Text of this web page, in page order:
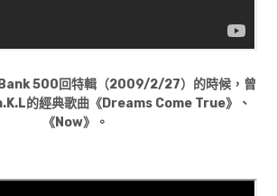
500回特輯（2009/2/27）的時候，曾
的經典歌曲《Dreams Come True》、
《Now》。